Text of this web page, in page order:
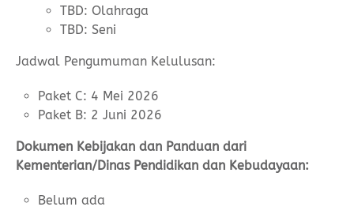
TBD: Olahraga
TBD: Seni
Jadwal Pengumuman Kelulusan:
Paket C: 4 Mei 2026
Paket B: 2 Juni 2026
Dokumen Kebijakan dan Panduan dari
Kementerian/Dinas Pendidikan dan Kebudayaan:
Belum ada